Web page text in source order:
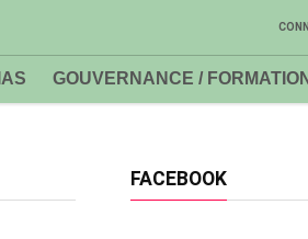
GOUVERNANCE / FORMATION
FACEBOOK